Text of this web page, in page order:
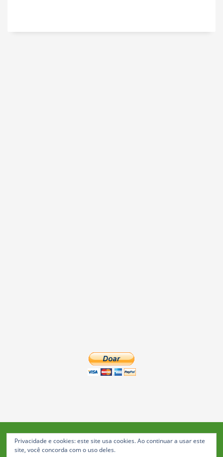
Blog da Feira: Jornal de Notícias de Feira de Santana
Privacidade e cookies: este site usa cookies. Ao continuar a usar este
site, você concorda com o uso deles.